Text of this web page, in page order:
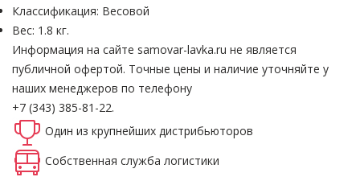
Классификация: Весовой
Вес: 1.8 кг.
Информация на сайте samovar-lavka.ru не является
публичной офертой. Точные цены и наличие уточняйте у
наших менеджеров по телефону
+7 (343) 385-81-22.
Один из крупнейших дистрибьюторов
Собственная служба логистики